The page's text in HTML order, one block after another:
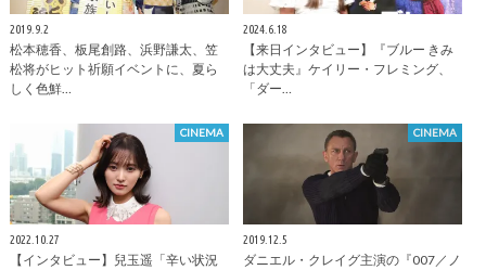
2019.9.2
松本穂香、板尾創路、浜野謙太、笠
松将がヒット祈願イベントに、夏ら
しく色鮮…
2024.6.18
【来日インタビュー】『ブルー きみ
は大丈夫』ケイリー・フレミング、
「ダー…
CINEMA
2022.10.27
【インタビュー】兒玉遥「辛い状況
CINEMA
2019.12.5
ダニエル・クレイグ主演の『007／ノ